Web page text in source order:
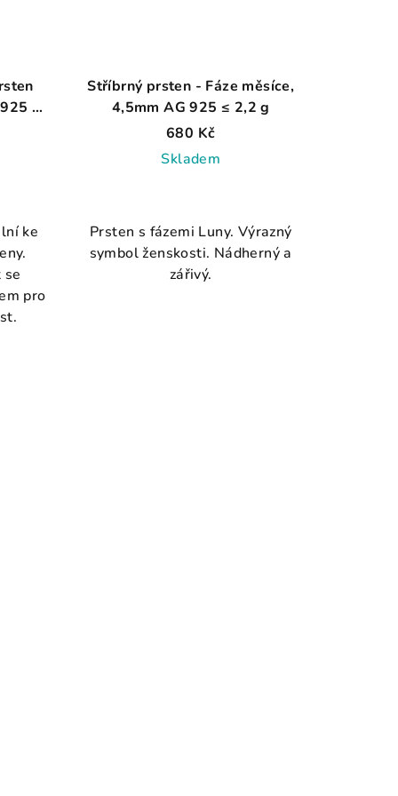
≤
ke
pro
Stříbrný prsten - Fáze měsíce,
4,5mm AG 925 ≤ 2,2 g
680 Kč
Skladem
produktu
je
5,0
Prsten s fázemi Luny. Výrazný
symbol ženskosti. Nádherný a
zářivý.